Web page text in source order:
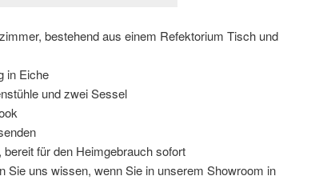
bestehend aus einem Refektorium Tisch und
in Eiche
und zwei Sessel
für den Heimgebrauch sofort
Sie uns wissen, wenn Sie in unserem Showroom in